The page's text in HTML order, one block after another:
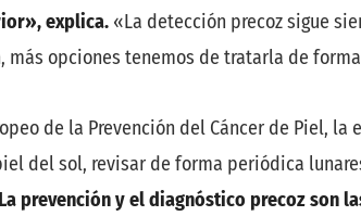
explica. «La detección precoz sigue
más opciones tenemos de tratarla de
de la Prevención del Cáncer de Piel,
del sol, revisar de forma periódica
prevención y el diagnóstico precoz son